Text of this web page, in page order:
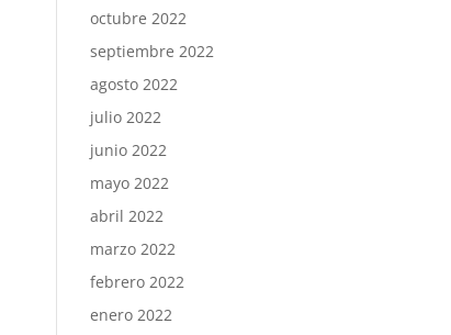
octubre 2022
septiembre 2022
agosto 2022
julio 2022
junio 2022
mayo 2022
abril 2022
marzo 2022
febrero 2022
enero 2022